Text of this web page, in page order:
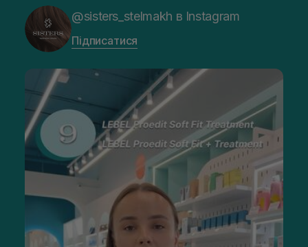
@sisters_stelmakh в Instagram
Підписатися